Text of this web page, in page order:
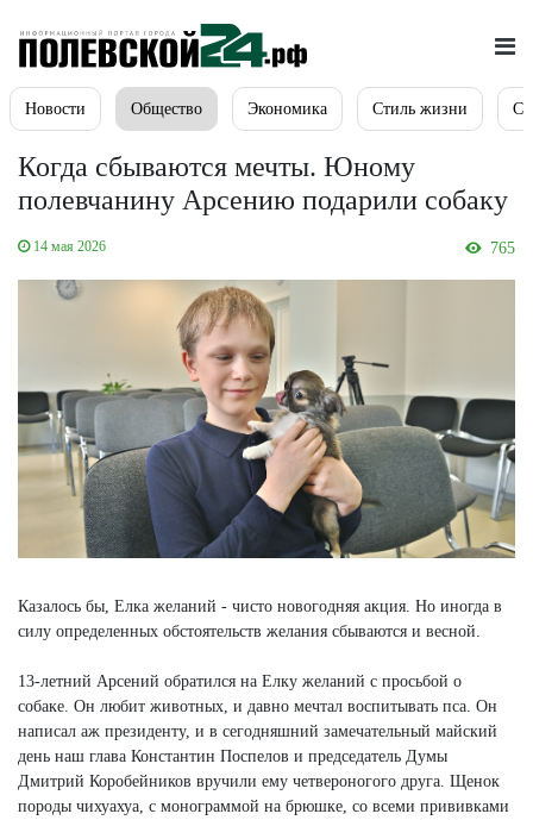
Новости Общество Экономика Стиль жизни
Когда сбываются мечты. Юному
полевчанину Арсению подарили собаку
14 мая 2026 765
Казалось бы, Елка желаний - чисто новогодняя акция. Но иногда в
силу определенных обстоятельств желания сбываются и весной.
13-летний Арсений обратился на Елку желаний с просьбой о
собаке. Он любит животных, и давно мечтал воспитывать пса. Он
написал аж президенту, и в сегодняшний замечательный майский
день наш глава Константин Поспелов и председатель Думы
Дмитрий Коробейников вручили ему четвероногого друга. Щенок
породы чихуахуа, с монограммой на брюшке, со всеми прививками